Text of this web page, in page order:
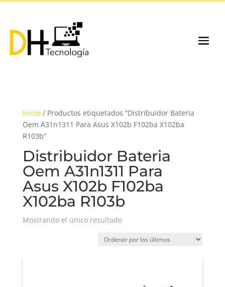
Inicio/ Productos etiquetados “Distribuidor Bateria
Oem A31n1311 Para Asus X102b F102ba X102ba
R103b”
Distribuidor Bateria
Oem A31n1311 Para
Asus X102b F102ba
X102ba R103b
Mostrando el único resultado